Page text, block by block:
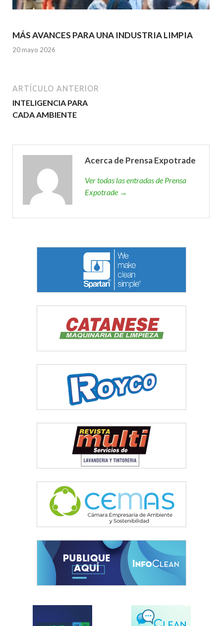
MÁS AVANCES PARA UNA INDUSTRIA LIMPIA
20 mayo 2026
ARTÍCULO ANTERIOR
INTELIGENCIA PARA
CADA AMBIENTE
Acerca de Prensa Expotrade
Ver todas las entradas de Prensa
Expotrade →